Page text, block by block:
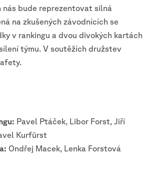
nás bude reprezentovat silná
na zkušených závodnících se
v rankingu a dvou divokých kartách
týmu. V soutěžích družstev
Pavel Ptáček, Libor Forst, Jiří
Kurfürst
Ondřej Macek, Lenka Forstová